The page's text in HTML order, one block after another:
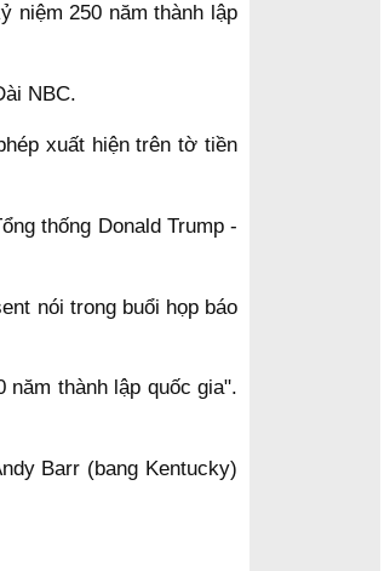
niệm 250 năm thành lập
NBC.
xuất hiện trên tờ tiền
thống Donald Trump -
nói trong buổi họp báo
năm thành lập quốc gia".
Barr (bang Kentucky)